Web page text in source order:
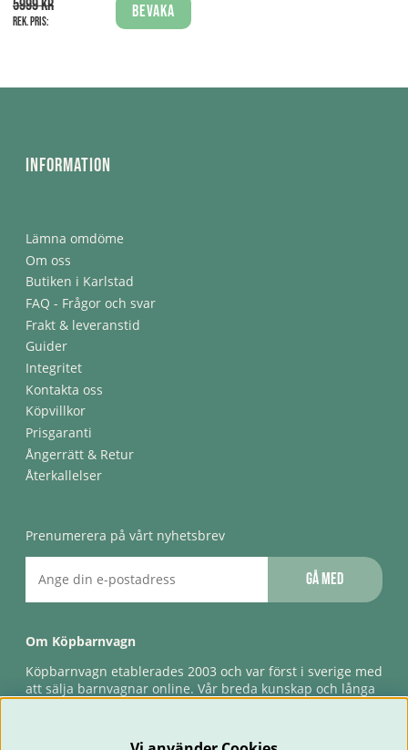
5999 kr
Rek. pris:
Bevaka
Information
Lämna omdöme
Om oss
Butiken i Karlstad
FAQ - Frågor och svar
Frakt & leveranstid
Guider
Integritet
Kontakta oss
Köpvillkor
Prisgaranti
Ångerrätt & Retur
Återkallelser
Prenumerera på vårt nyhetsbrev
Gå med
Om Köpbarnvagn
Köpbarnvagn etablerades 2003 och var först i sverige med
att sälja barnvagnar online. Vår breda kunskap och långa
förlossningsgaranti & förlängd ångerrätt.